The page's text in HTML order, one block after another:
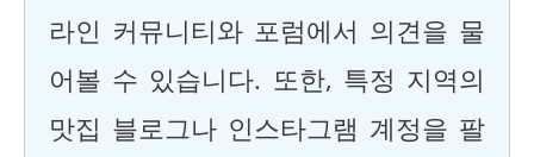
라인 커뮤니티와 포럼에서 의견을 물
어볼 수 있습니다. 또한, 특정 지역의
맛집 블로그나 인스타그램 계정을 팔